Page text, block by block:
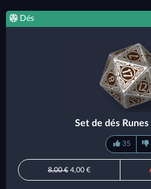
Dés
Set de dés
35
8,00 €4,00 €